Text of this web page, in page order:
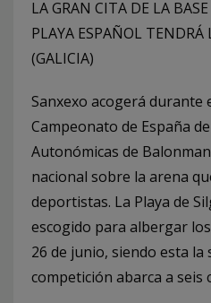
LA GRAN CITA DE LA
PLAYA ESPAÑOL TENDRÁ
(GALICIA)
Sanxexo acogerá durante
Campeonato de España
Autonómicas de
nacional sobre la arena
deportistas. La Playa de
escogido para albergar
26 de junio, siendo esta la
competición abarca a seis